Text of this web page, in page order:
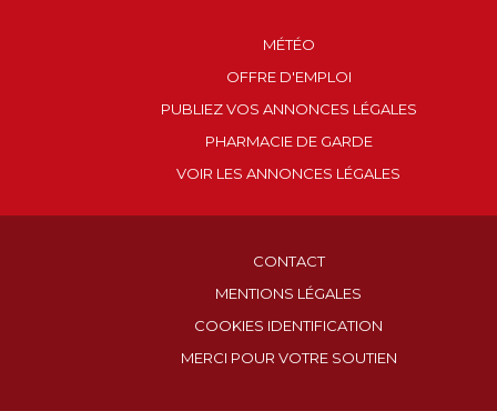
MÉTÉO
OFFRE D'EMPLOI
PUBLIEZ VOS ANNONCES LÉGALES
PHARMACIE DE GARDE
VOIR LES ANNONCES LÉGALES
CONTACT
MENTIONS LÉGALES
COOKIES IDENTIFICATION
MERCI POUR VOTRE SOUTIEN